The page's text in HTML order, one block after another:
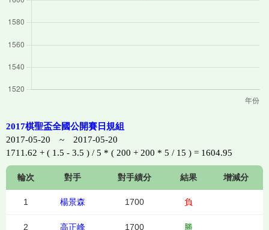
2017棋聖盃全國公開賽日規組
2017-05-20 ~ 2017-05-20
1711.62 + ( 1.5 - 3.5 ) / 5 * ( 200 + 200 * 5 / 15 ) = 1604.95
輪次 對手 對手績分 結果 增減分
1 楊景森 1700 負
2 高正峰 1700 勝